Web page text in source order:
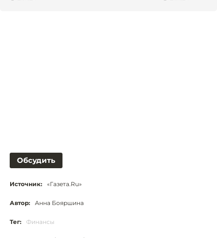
Обсудить
Источник: «Газета.Ru»
Автор: Анна Бояршина
Тег: Финансы